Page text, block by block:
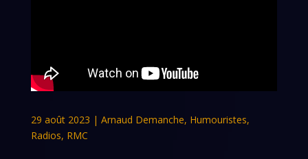
29 août 2023 | Arnaud Demanche, Humouristes,
Radios, RMC